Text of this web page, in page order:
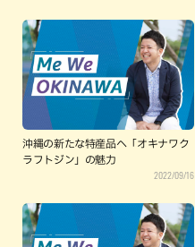
沖縄の新たな特産品へ「オキナワク
ラフトジン」の魅力
2022/09/16